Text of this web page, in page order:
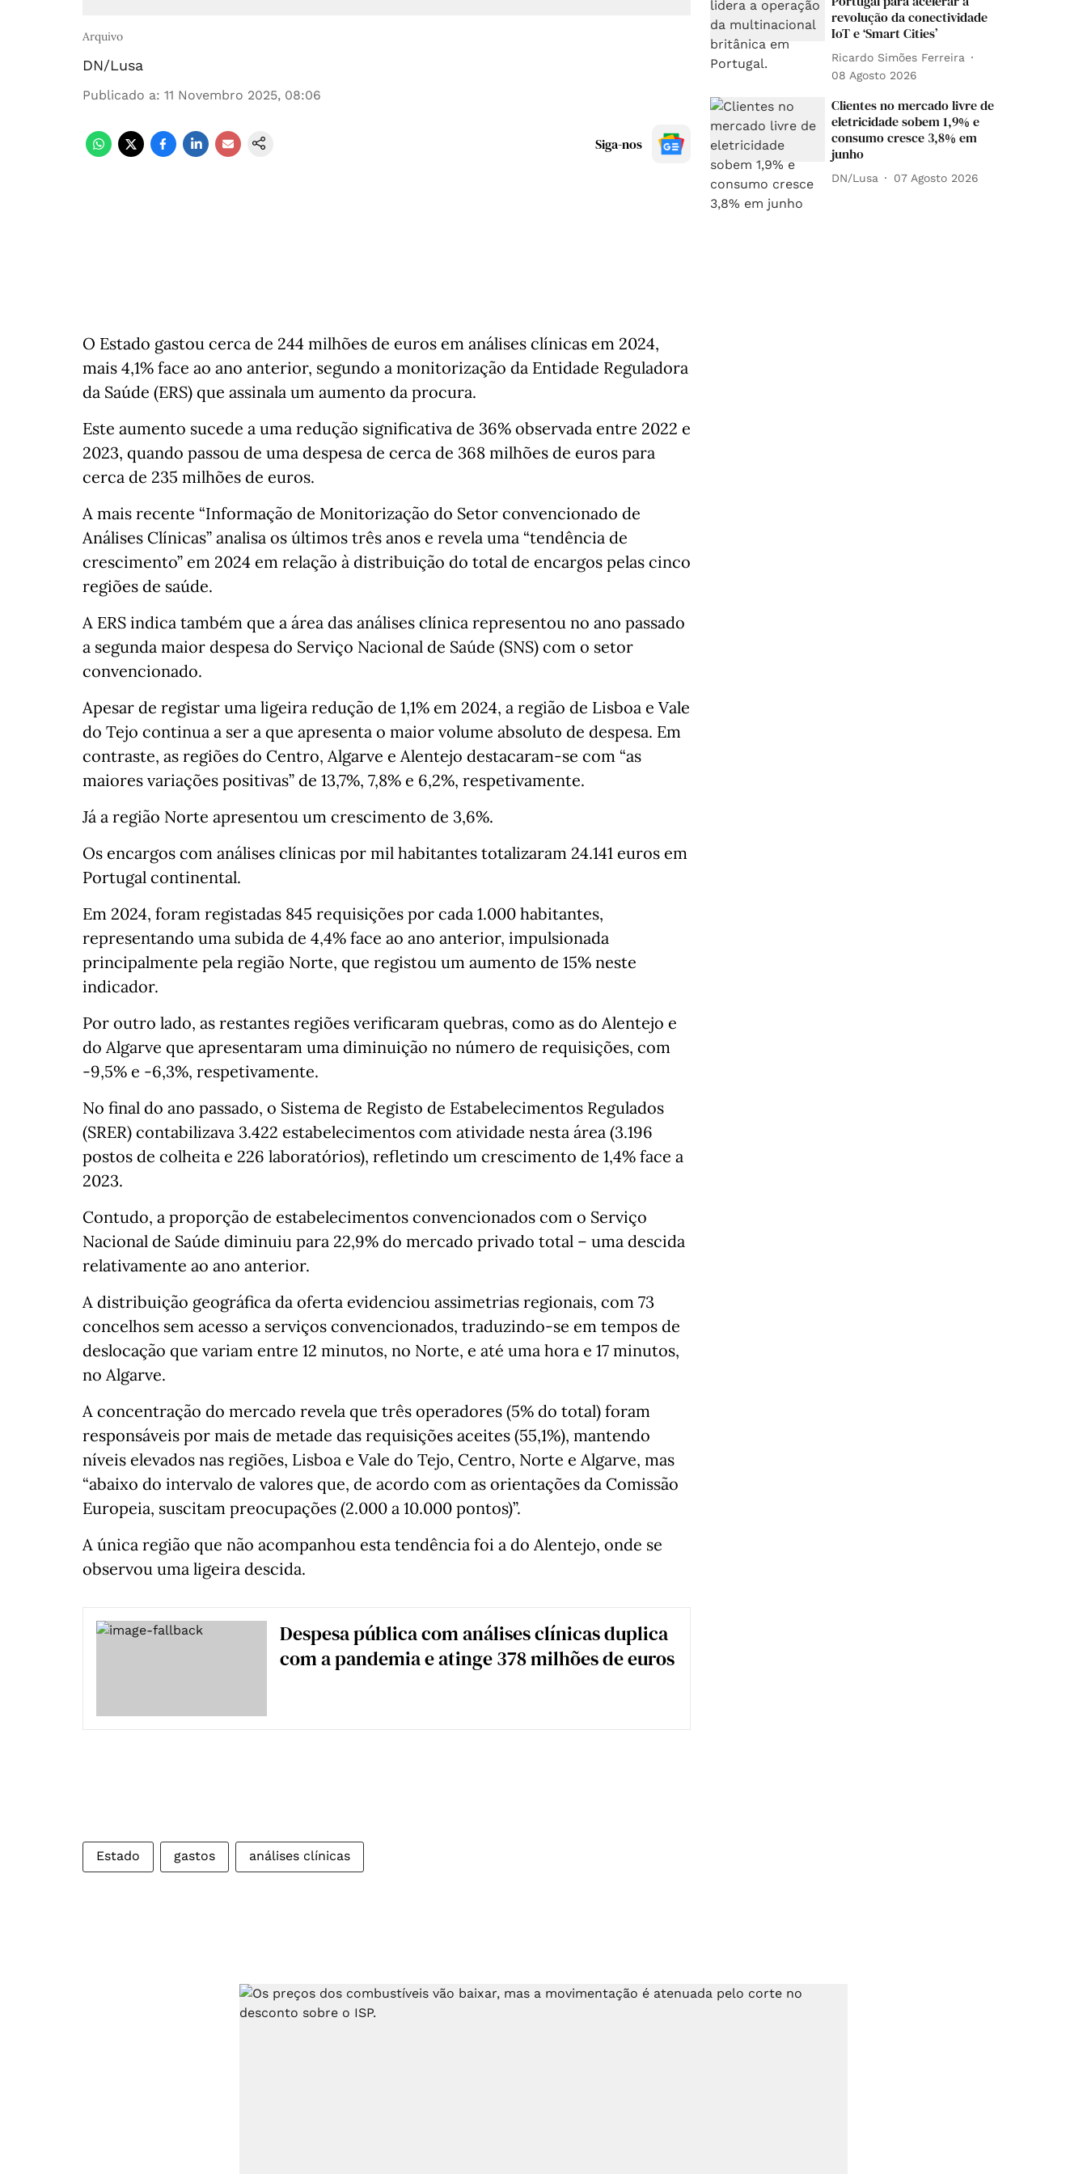
Arquivo
DN/Lusa
Publicado a: 11 Novembro 2025, 08:06
Siga-nos
O Estado gastou cerca de 244 milhões de euros em análises clínicas em 2024,
mais 4,1% face ao ano anterior, segundo a monitorização da Entidade Reguladora
da Saúde (ERS) que assinala um aumento da procura.
Este aumento sucede a uma redução significativa de 36% observada entre 2022 e
2023, quando passou de uma despesa de cerca de 368 milhões de euros para
cerca de 235 milhões de euros.
A mais recente “Informação de Monitorização do Setor convencionado de
Análises Clínicas” analisa os últimos três anos e revela uma “tendência de
crescimento” em 2024 em relação à distribuição do total de encargos pelas cinco
regiões de saúde.
A ERS indica também que a área das análises clínica representou no ano passado
a segunda maior despesa do Serviço Nacional de Saúde (SNS) com o setor
convencionado.
Apesar de registar uma ligeira redução de 1,1% em 2024, a região de Lisboa e Vale
do Tejo continua a ser a que apresenta o maior volume absoluto de despesa. Em
contraste, as regiões do Centro, Algarve e Alentejo destacaram-se com “as
maiores variações positivas” de 13,7%, 7,8% e 6,2%, respetivamente.
Já a região Norte apresentou um crescimento de 3,6%.
Os encargos com análises clínicas por mil habitantes totalizaram 24.141 euros em
Portugal continental.
Em 2024, foram registadas 845 requisições por cada 1.000 habitantes,
representando uma subida de 4,4% face ao ano anterior, impulsionada
principalmente pela região Norte, que registou um aumento de 15% neste
indicador.
Por outro lado, as restantes regiões verificaram quebras, como as do Alentejo e
do Algarve que apresentaram uma diminuição no número de requisições, com
-9,5% e -6,3%, respetivamente.
No final do ano passado, o Sistema de Registo de Estabelecimentos Regulados
(SRER) contabilizava 3.422 estabelecimentos com atividade nesta área (3.196
postos de colheita e 226 laboratórios), refletindo um crescimento de 1,4% face a
2023.
Contudo, a proporção de estabelecimentos convencionados com o Serviço
Nacional de Saúde diminuiu para 22,9% do mercado privado total – uma descida
relativamente ao ano anterior.
A distribuição geográfica da oferta evidenciou assimetrias regionais, com 73
concelhos sem acesso a serviços convencionados, traduzindo-se em tempos de
deslocação que variam entre 12 minutos, no Norte, e até uma hora e 17 minutos,
no Algarve.
A concentração do mercado revela que três operadores (5% do total) foram
responsáveis por mais de metade das requisições aceites (55,1%), mantendo
níveis elevados nas regiões, Lisboa e Vale do Tejo, Centro, Norte e Algarve, mas
“abaixo do intervalo de valores que, de acordo com as orientações da Comissão
Europeia, suscitam preocupações (2.000 a 10.000 pontos)”.
A única região que não acompanhou esta tendência foi a do Alentejo, onde se
observou uma ligeira descida.
Despesa pública com análises clínicas duplica
com a pandemia e atinge 378 milhões de euros
Estado gastos análises clínicas
revolução da conectividade
IoT e ‘Smart Cities’
Ricardo Simões Ferreira
08 Agosto 2026
Clientes no mercado livre de
eletricidade sobem 1,9% e
consumo cresce 3,8% em
junho
DN/Lusa 07 Agosto 2026